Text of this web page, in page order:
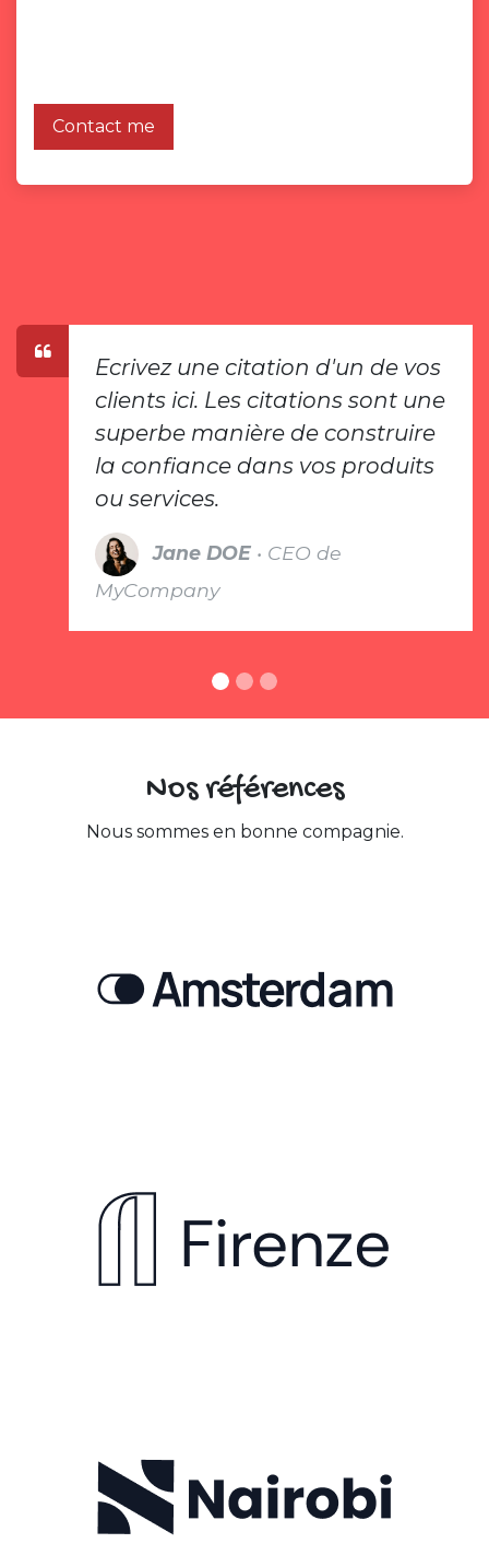
Contact me
Ecrivez une citation d'un de vos
clients ici. Les citations sont une
superbe manière de construire
la confiance dans vos produits
ou services.
Jane DOE • CEO de
MyCompany
Nos références
Nous sommes en bonne compagnie.